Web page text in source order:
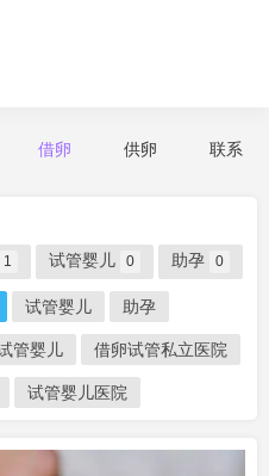
借卵 供卵 联系
1 试管婴儿 0 助孕 0
试管婴儿 助孕
管婴儿 借卵试管私立医院
试管婴儿医院